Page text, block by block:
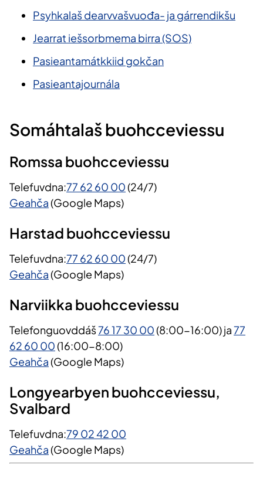
Psyhkalaš dearvvašvuođa- ja gárrendikšu
Jearrat iešsorbmema​ birra (SOS)
Pasieanta​mátkkiid gokčan
Pasieantajournála
Somáhtalaš buohcceviessu ​
Romssa buohcceviessu
Telefuvdna:77 62 60 00(24/7)
Geahča(Google Maps)
Harstad buohcceviessu
Telefuvdna:77 62 60 00(24/7)
Geahča(Google Maps)
Narviikka buohcceviessu
Telefonguovddáš76 17 30 00(8:00-16:00) ja77
62 60 00(16:00-8:00)
Geahča(Google Maps)
Longyearbyen buohcceviessu,
Svalbard
Telefuvdna:79 02 42 00
Geahča(Google Maps)